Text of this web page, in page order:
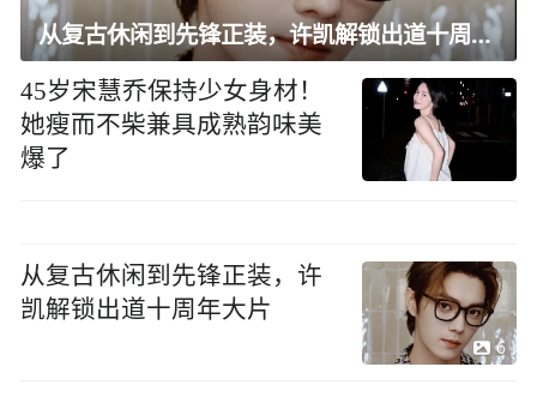
从复古休闲到先锋正装，许凯解锁出道十周年大片
45岁宋慧乔保持少女身材！
她瘦而不柴兼具成熟韵味美
爆了
从复古休闲到先锋正装，许
凯解锁出道十周年大片
6